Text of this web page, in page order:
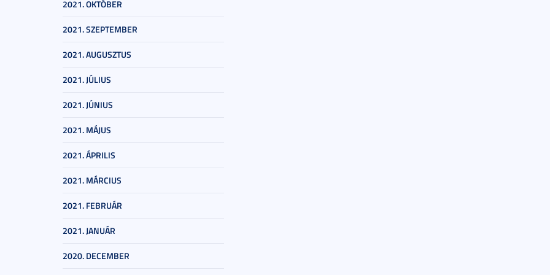
2021. OKTÓBER
2021. SZEPTEMBER
2021. AUGUSZTUS
2021. JÚLIUS
2021. JÚNIUS
2021. MÁJUS
2021. ÁPRILIS
2021. MÁRCIUS
2021. FEBRUÁR
2021. JANUÁR
2020. DECEMBER